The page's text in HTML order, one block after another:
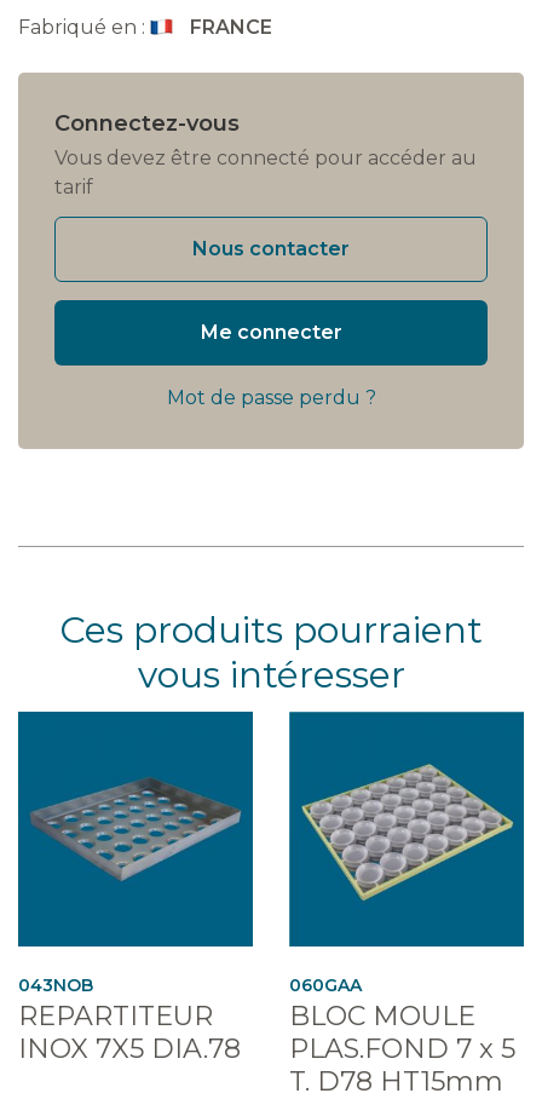
Fabriqué en : FRANCE
Connectez-vous
Vous devez être connecté pour accéder au
tarif
Nous contacter
Me connecter
Mot de passe perdu ?
Ces produits pourraient
vous intéresser
043NOB
REPARTITEUR
INOX 7X5 DIA.78
060GAA
BLOC MOULE
PLAS.FOND 7 x 5
T. D78 HT15mm